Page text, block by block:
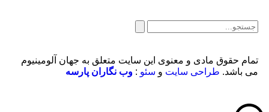
تمام حقوق مادی و معنوی این سایت متعلق به جهان آلومینیوم
می باشد. طراحی سایت و سئو : وب نگاران پارسه